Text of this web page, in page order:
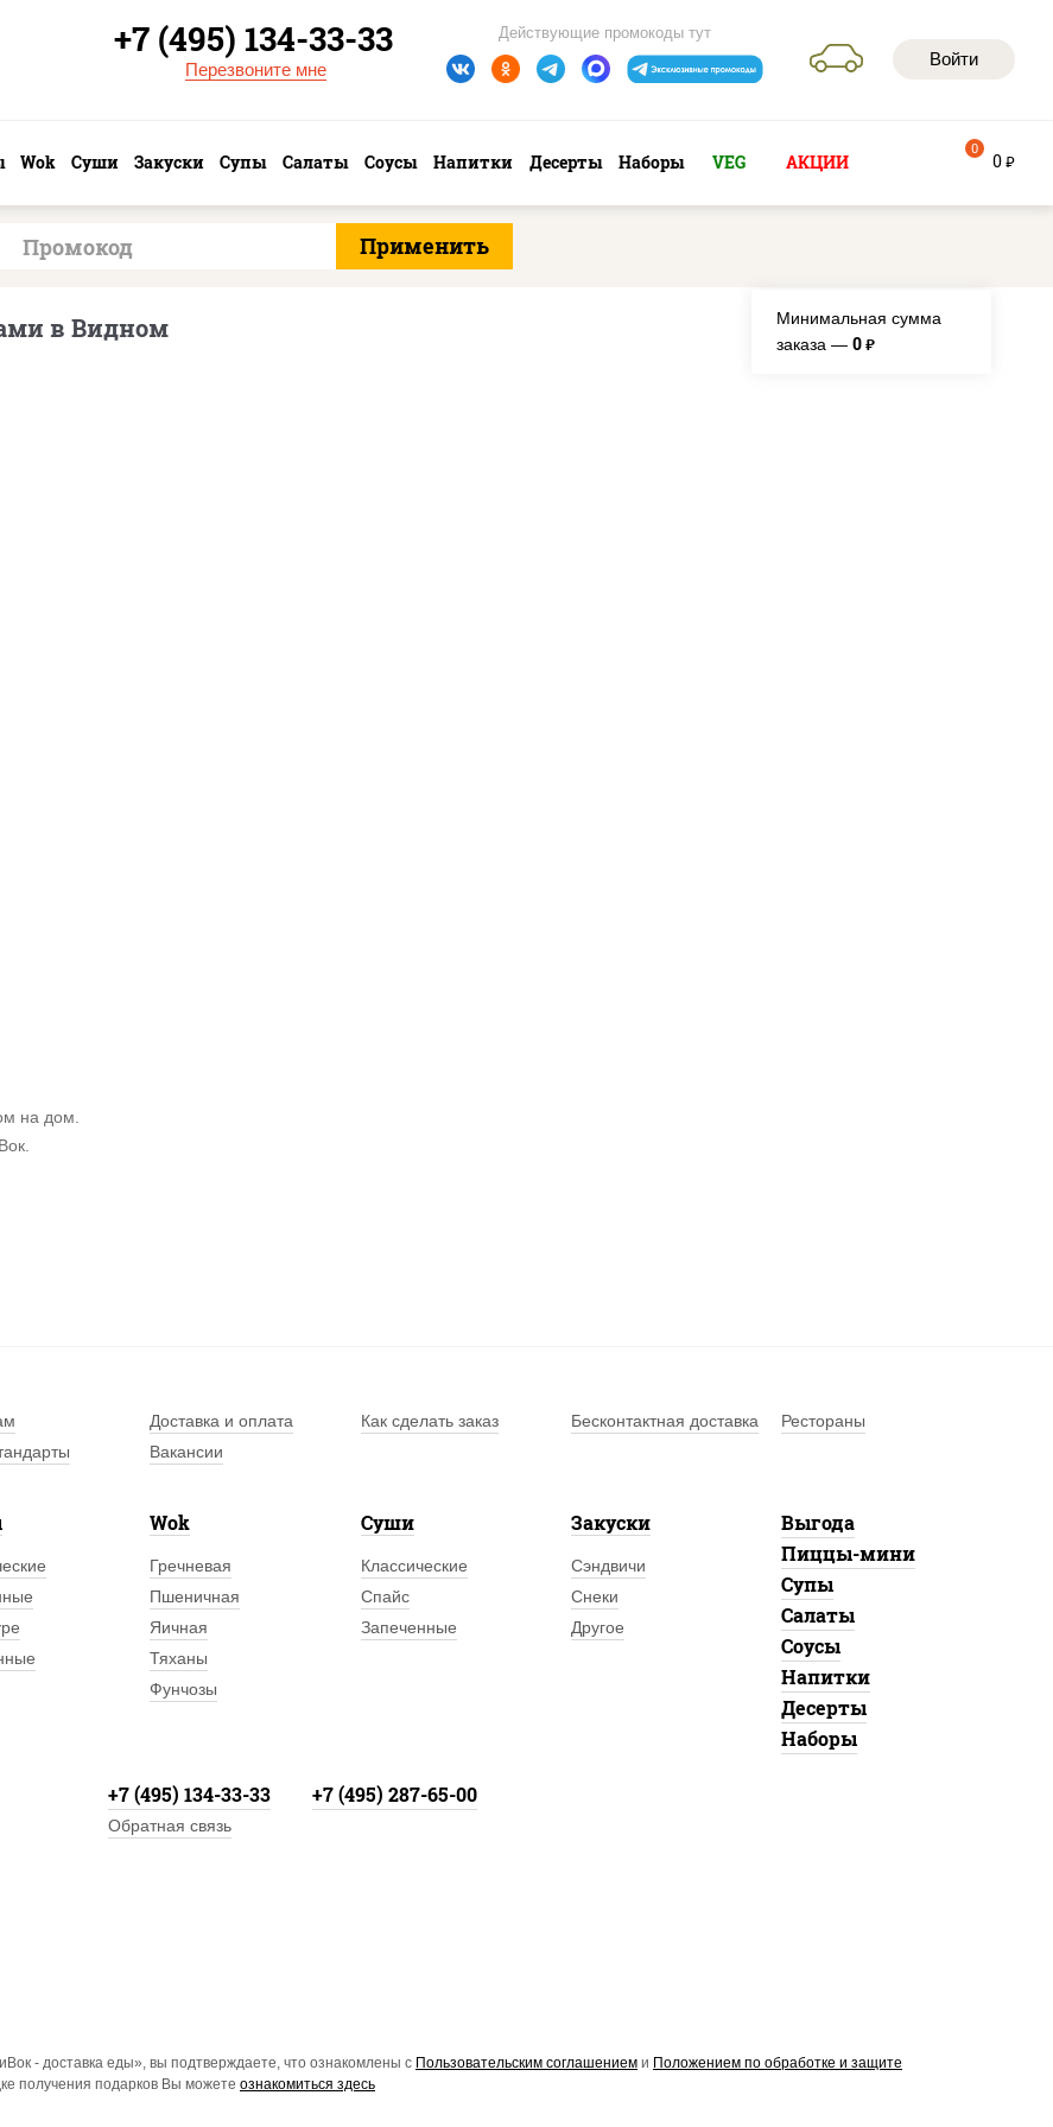
Войти
Действующие промокоды тут
+7 (495) 134-33-33
Перезвоните мне
Wok Суши Закуски Супы Салаты Соусы Напитки Десерты Наборы VEG АКЦИИ 0 руб
0
в Видном
Минимальная сумма
заказа — 0 руб.
на дом.
Доставка и оплата Как сделать заказ Бесконтактная доставка
Рестораны
Вакансии
Wok
Гречневая
Пшеничная
Яичная
Тяханы
Фунчозы
Суши
Классические
Спайс
Запеченные
Закуски
Сэндвичи
Снеки
Другое
Выгода
Пиццы-мини
Супы
Салаты
Соусы
Напитки
Десерты
Наборы
+7 (495) 134-33-33 +7 (495) 287-65-00
Обратная связь
- доставка еды», вы подтверждаете, что ознакомлены с Пользовательским соглашением и Положением по обработке и защите
получения подарков Вы можете ознакомиться здесь